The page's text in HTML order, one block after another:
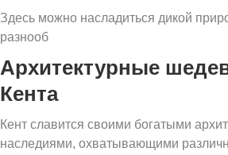
Здесь можно насладиться дикой
разнооб
Архитектурные
Кента
Кент славится своими богатыми
наследиями, охватывающими